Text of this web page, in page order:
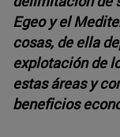
Egeo y el
cosas, de ella
explotación de
estas áreas y
beneficios